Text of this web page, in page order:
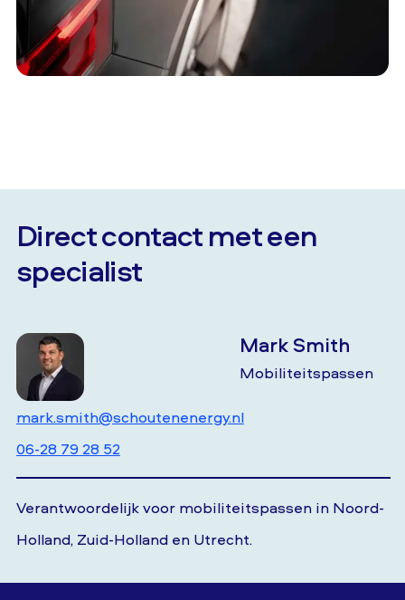
Direct contact met een
specialist
Mark Smith
Mobiliteitspassen
mark.smith@schoutenenergy.nl
06-28 79 28 52
Verantwoordelijk voor mobiliteitspassen in Noord-
Holland, Zuid-Holland en Utrecht.